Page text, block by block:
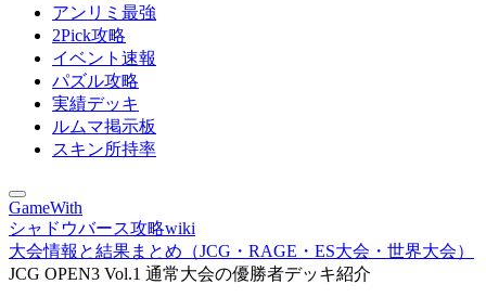
アンリミ最強
2Pick攻略
イベント速報
パズル攻略
実績デッキ
ルムマ掲示板
スキン所持率
GameWith
シャドウバース攻略wiki
大会情報と結果まとめ（JCG・RAGE・ES大会・世界大会）
JCG OPEN3 Vol.1 通常大会の優勝者デッキ紹介